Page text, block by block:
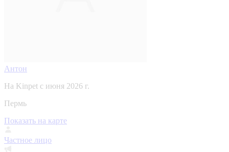
Антон
На Kinpet c июня 2026 г.
Пермь
Показать на карте
Частное лицо